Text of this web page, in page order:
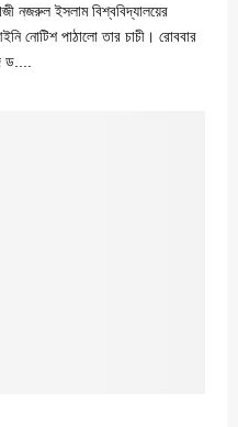
নজরুল ইসলাম বিশ্ববিদ্যালয়ের
নোটিশ পাঠালো তার চাচী। রোববার
ড....